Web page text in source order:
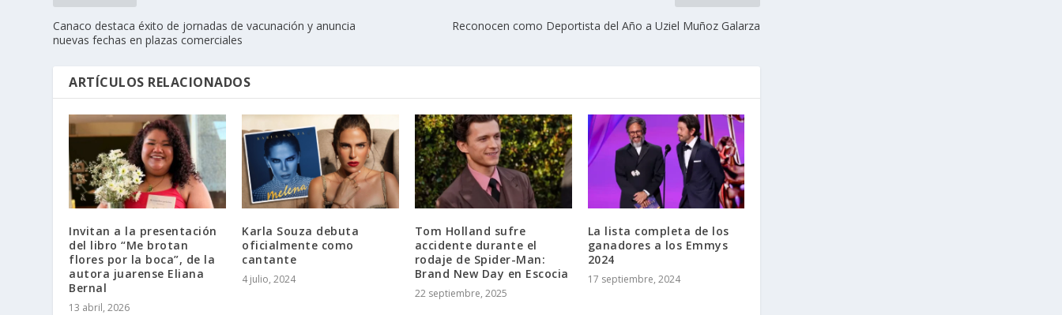
Canaco destaca éxito de jornadas de vacunación y anuncia
nuevas fechas en plazas comerciales
Reconocen como Deportista del Año a Uziel Muñoz Galarza
ARTÍCULOS RELACIONADOS
Invitan a la presentación
del libro “Me brotan
flores por la boca”, de la
autora juarense Eliana
Bernal
13 abril, 2026
Karla Souza debuta
oficialmente como
cantante
4 julio, 2024
Tom Holland sufre
accidente durante el
rodaje de Spider-Man:
Brand New Day en Escocia
22 septiembre, 2025
La lista completa de los
ganadores a los Emmys
2024
17 septiembre, 2024